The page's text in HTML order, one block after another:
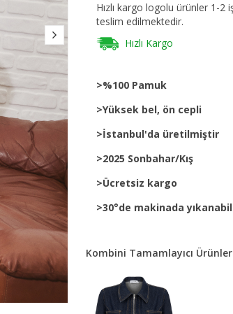
Hızlı kargo logolu ürünler 1-
teslim edilmektedir.
Hızlı Kargo
>%100 Pamuk
>Yüksek bel, ön cepli
>İstanbul'da üretilmiştir
>2025 Sonbahar/Kış
>Ücretsiz kargo
>30°de makinada
Kombini Tamamlayıcı Ürünler